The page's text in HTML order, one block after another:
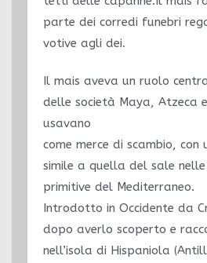
parte dei corredi funebri
votive agli dei.
Il mais aveva un ruolo
delle società Maya, Atzeca
usavano
come merce di scambio, con
simile a quella del sale nelle
primitive del Mediterraneo.
Introdotto in Occidente da
dopo averlo scoperto e
nell’isola di Hispaniola